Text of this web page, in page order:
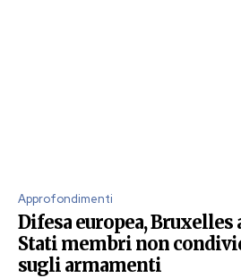
Approfondimenti
Difesa europea, Bruxelles
Stati membri non
sugli armamenti